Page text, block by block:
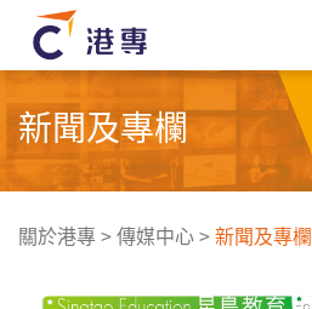
新聞及專欄
關於港專>傳媒中心>新聞及專欄